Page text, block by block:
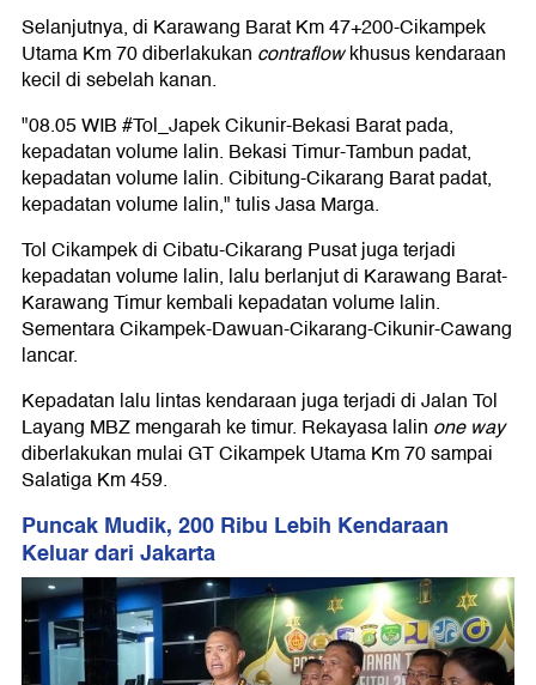
Selanjutnya, di Karawang Barat Km 47+200-Cikampek
Utama Km 70 diberlakukan contraflowkhusus kendaraan
kecil di sebelah kanan.
"08.05 WIB #Tol_Japek Cikunir-Bekasi Barat pada,
kepadatan volume lalin. Bekasi Timur-Tambun padat,
kepadatan volume lalin. Cibitung-Cikarang Barat padat,
kepadatan volume lalin," tulis Jasa Marga.
Tol Cikampek di Cibatu-Cikarang Pusat juga terjadi
kepadatan volume lalin, lalu berlanjut di Karawang Barat-
Karawang Timur kembali kepadatan volume lalin.
Sementara Cikampek-Dawuan-Cikarang-Cikunir-Cawang
lancar.
Kepadatan lalu lintas kendaraan juga terjadi di Jalan Tol
Layang MBZ mengarah ke timur. Rekayasa lalin one way
diberlakukan mulai GT Cikampek Utama Km 70 sampai
Salatiga Km 459.
Puncak Mudik, 200 Ribu Lebih Kendaraan
Keluar dari Jakarta